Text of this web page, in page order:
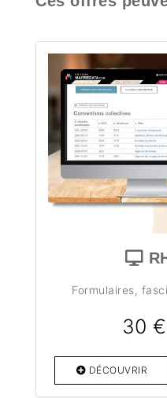
Formulaires,
30
DÉCOUVRIR